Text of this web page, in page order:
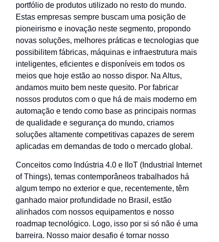
portfólio de produtos utilizado no resto do mundo.
Estas empresas sempre buscam uma posição de
pioneirismo e inovação neste segmento, propondo
novas soluções, melhores práticas e tecnologias que
possibilitem fábricas, máquinas e infraestrutura mais
inteligentes, eficientes e disponíveis em todos os
meios que hoje estão ao nosso dispor. Na Altus,
andamos muito bem neste quesito. Por fabricar
nossos produtos com o que há de mais moderno em
automação e tendo como base as principais normas
de qualidade e segurança do mundo, criamos
soluções altamente competitivas capazes de serem
aplicadas em demandas de todo o mercado global.
Conceitos como Indústria 4.0 e IIoT (Industrial Internet
of Things), temas contemporâneos trabalhados há
algum tempo no exterior e que, recentemente, têm
ganhado maior profundidade no Brasil, estão
alinhados com nossos equipamentos e nosso
roadmap tecnológico. Logo, isso por si só não é uma
barreira. Nosso maior desafio é tornar nosso